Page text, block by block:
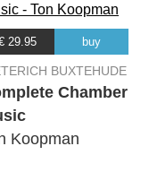
29.95 buy
BUXTEHUDE
Chamber
Koopman